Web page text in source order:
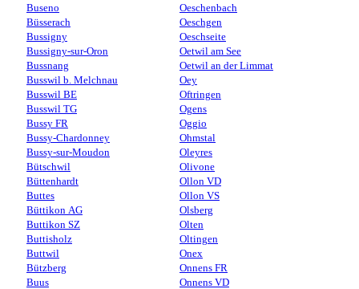
Buseno
Büsserach
Bussigny
Bussigny-sur-Oron
Bussnang
Busswil b. Melchnau
Busswil BE
Busswil TG
Bussy FR
Bussy-Chardonney
Bussy-sur-Moudon
Bütschwil
Büttenhardt
Buttes
Büttikon AG
Buttikon SZ
Buttisholz
Buttwil
Bützberg
Buus
Oeschenbach
Oeschgen
Oeschseite
Oetwil am See
Oetwil an der Limmat
Oey
Oftringen
Ogens
Oggio
Ohmstal
Oleyres
Olivone
Ollon VD
Ollon VS
Olsberg
Olten
Oltingen
Onex
Onnens FR
Onnens VD